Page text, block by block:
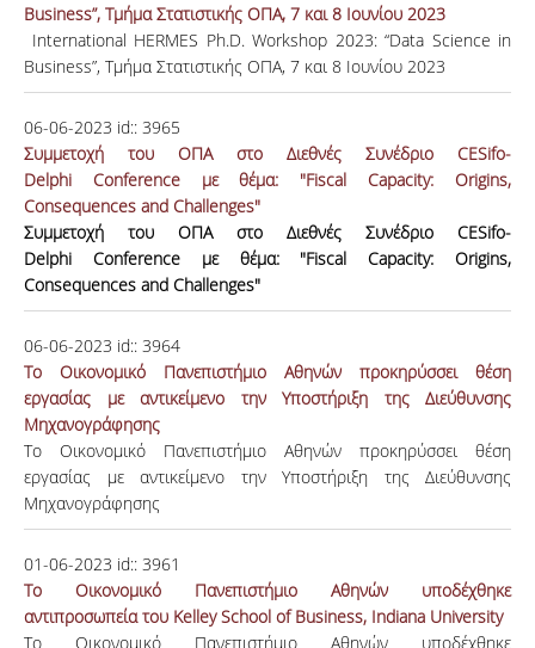
Business”, Τμήμα Στατιστικής ΟΠΑ, 7 και 8 Ιουνίου 2023
International HERMES Ph.D. Workshop 2023: “Data Science in
Business”, Τμήμα Στατιστικής ΟΠΑ, 7 και 8 Ιουνίου 2023
06-06-2023 id:: 3965
Συμμετοχή του ΟΠΑ στο Διεθνές Συνέδριο CESifo-
Delphi Conference με θέμα: "Fiscal Capacity: Origins,
Consequences and Challenges"
Συμμετοχή του ΟΠΑ στο Διεθνές Συνέδριο CESifo-
Delphi
Conference με θέμα: "Fiscal Capacity: Origins,
Consequences and Challenges"
06-06-2023 id:: 3964
Το Οικονομικό Πανεπιστήμιο Αθηνών προκηρύσσει θέση
εργασίας με αντικείμενο την Υποστήριξη της Διεύθυνσης
Μηχανογράφησης
Το Οικονομικό Πανεπιστήμιο Αθηνών προκηρύσσει θέση
εργασίας με αντικείμενο την Υποστήριξη της Διεύθυνσης
Μηχανογράφησης
01-06-2023 id:: 3961
Tο Οικονομικό Πανεπιστήμιο Αθηνών υποδέχθηκε
αντιπροσωπεία του Kelley School of Business, Indiana University
Tο Οικονομικό Πανεπιστήμιο Αθηνών υποδέχθηκε